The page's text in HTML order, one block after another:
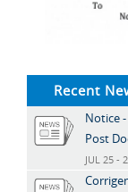
Recent
Notice
Post
JUL 25 -